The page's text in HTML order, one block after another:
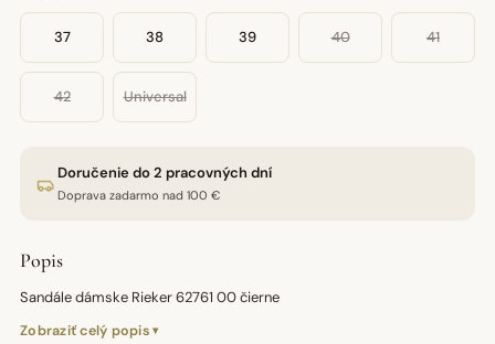
37 38 39 40 41
42 Universal
Doručenie do 2 pracovných dní
Doprava zadarmo nad 100 €
Popis
Sandále dámske Rieker 62761 00 čierne
Zobraziť celý popis